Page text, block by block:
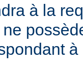
à la